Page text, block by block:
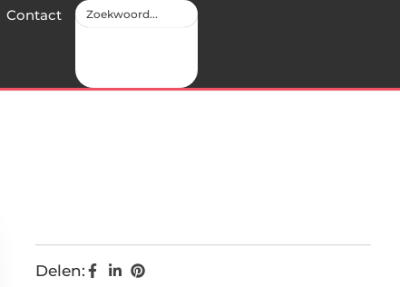
Contact
Delen: